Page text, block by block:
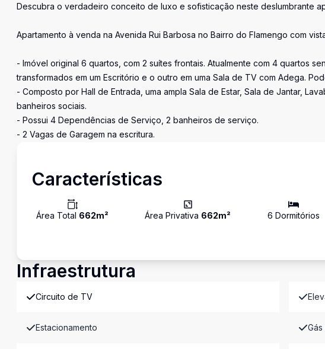
Descubra o verdadeiro conceito de luxo e sofisticação neste deslumbrante
Apartamento à venda na Avenida Rui Barbosa no Bairro do Flamengo com
- Imóvel original 6 quartos, com 2 suítes frontais. Atualmente com 4 quartos
transformados em um Escritório e o outro em uma Sala de TV com Adega.
- Composto por Hall de Entrada, uma ampla Sala de Estar, Sala de Jantar,
banheiros sociais.
- Possui 4 Dependências de Serviço, 2 banheiros de serviço.
- 2 Vagas de Garagem na escritura.
Características
Área Total 662m² Área Privativa 662m² 6 Dormitórios
Infraestrutura
Circuito de TV
Estacionamento